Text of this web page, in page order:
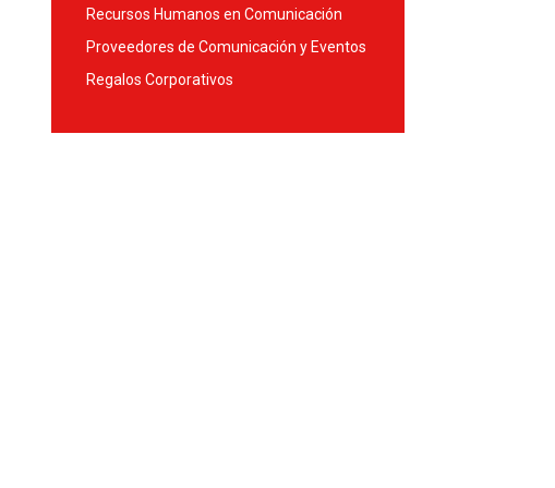
Recursos Humanos en Comunicación
Proveedores de Comunicación y Eventos
Regalos Corporativos